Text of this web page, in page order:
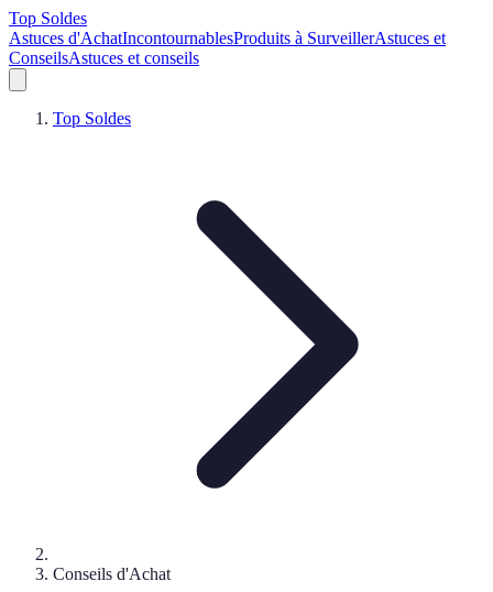
Top Soldes
Astuces d'AchatIncontournablesProduits à SurveillerAstuces et
ConseilsAstuces et conseils
Top Soldes
Conseils d'Achat